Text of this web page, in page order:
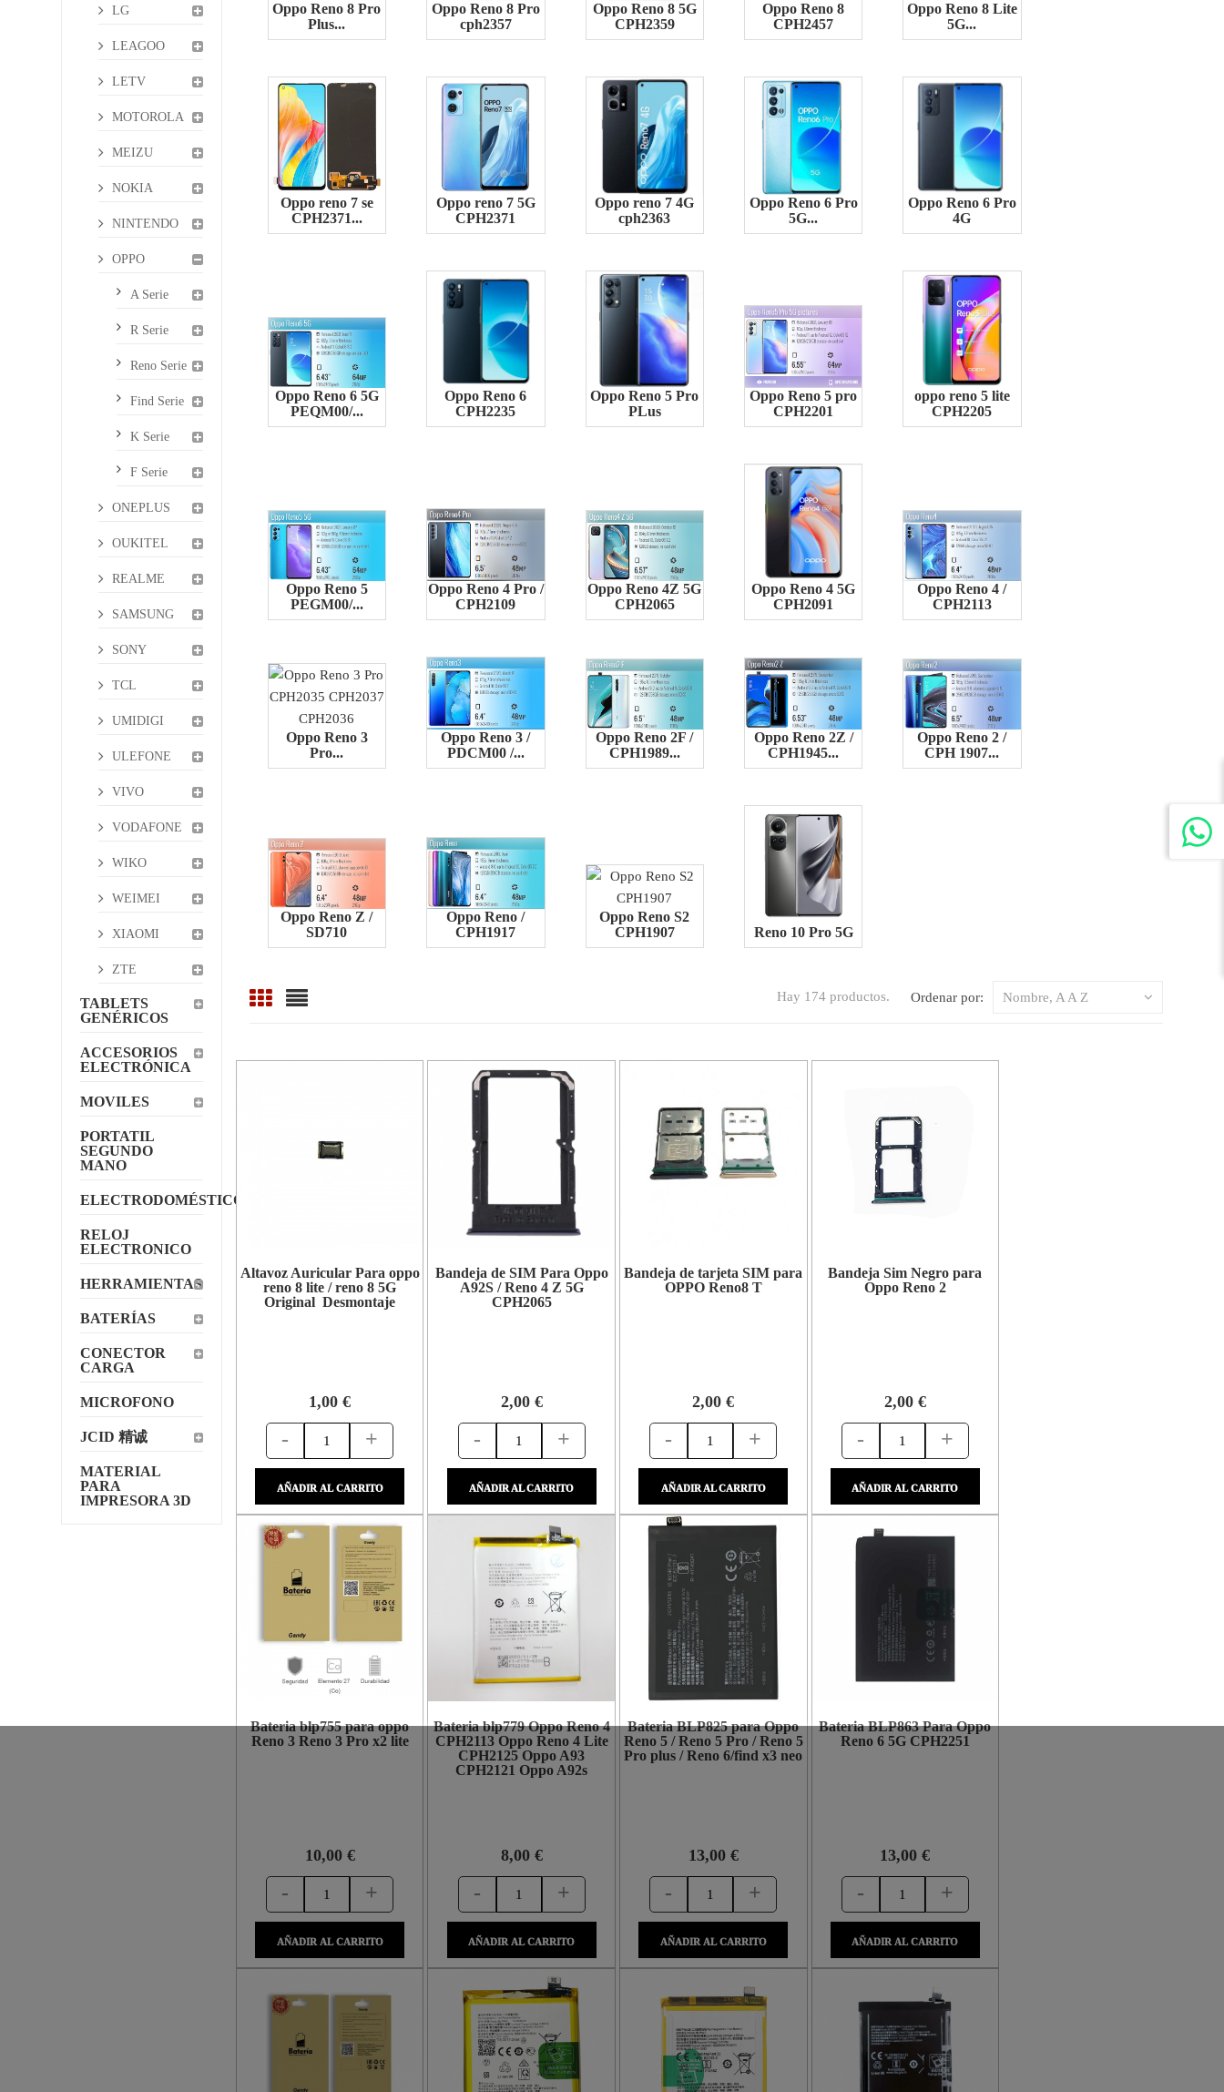
LG
LEAGOO
LETV
MOTOROLA
MEIZU
NOKIA
NINTENDO
OPPO
A Serie
R Serie
Reno Serie
Find Serie
K Serie
F Serie
ONEPLUS
OUKITEL
REALME
SAMSUNG
SONY
TCL
UMIDIGI
ULEFONE
VIVO
VODAFONE
WIKO
WEIMEI
XIAOMI
ZTE
TABLETS
GENÉRICOS
ACCESORIOS
ELECTRÓNICA
MOVILES
PORTATIL
SEGUNDO
MANO
ELECTRODOMÉSTICOS
RELOJ
ELECTRONICO
HERRAMIENTAS
BATERÍAS
CONECTOR
CARGA
MICROFONO
JCID 精诚
MATERIAL
PARA
IMPRESORA 3D
Oppo Reno 8 Pro
Plus...
Oppo Reno 8 Pro
cph2357
Oppo Reno 8 5G
CPH2359
Oppo Reno 8
CPH2457
Oppo Reno 8 Lite
5G...
Oppo reno 7 se
CPH2371...
Oppo reno 7 5G
CPH2371
Oppo reno 7 4G
cph2363
Oppo Reno 6 Pro
5G...
Oppo Reno 6 Pro
4G
Oppo Reno 6 5G
PEQM00/...
Oppo Reno 6
CPH2235
Oppo Reno 5 Pro
PLus
Oppo Reno 5 pro
CPH2201
oppo reno 5 lite
CPH2205
Oppo Reno 5
PEGM00/...
Oppo Reno 4 Pro /
CPH2109
Oppo Reno 4Z 5G
CPH2065
Oppo Reno 4 5G
CPH2091
Oppo Reno 4 /
CPH2113
Oppo Reno 3
Pro...
Oppo Reno 3 /
PDCM00 /...
Oppo Reno 2F /
CPH1989...
Oppo Reno 2Z /
CPH1945...
Oppo Reno 2 /
CPH 1907...
Oppo Reno Z /
SD710
Oppo Reno /
CPH1917
Oppo Reno S2
CPH1907
Reno 10 Pro 5G
Hay 174 productos. Ordenar por: Nombre, A A Z
Altavoz Auricular Para oppo
reno 8 lite / reno 8 5G
Original Desmontaje
1,00 €
- +
AÑADIR AL CARRITO
Bandeja de SIM Para Oppo
A92S / Reno 4 Z 5G
CPH2065
2,00 €
- +
AÑADIR AL CARRITO
Bandeja de tarjeta SIM para
OPPO Reno8 T
2,00 €
- +
AÑADIR AL CARRITO
Bandeja Sim Negro para
Oppo Reno 2
2,00 €
- +
AÑADIR AL CARRITO
Bateria blp755 para oppo
Reno 3 Reno 3 Pro x2 lite
10,00 €
- +
AÑADIR AL CARRITO
Bateria blp779 Oppo Reno 4
CPH2113 Oppo Reno 4 Lite
CPH2125 Oppo A93
CPH2121 Oppo A92s
8,00 €
- +
AÑADIR AL CARRITO
Bateria BLP825 para Oppo
Reno 5 / Reno 5 Pro / Reno 5
Pro plus / Reno 6/find x3 neo
13,00 €
- +
AÑADIR AL CARRITO
Bateria BLP863 Para Oppo
Reno 6 5G CPH2251
13,00 €
- +
AÑADIR AL CARRITO